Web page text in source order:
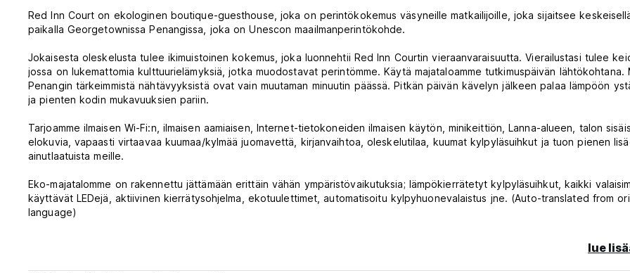
Red Inn Court on ekologinen boutique-guesthouse, joka on perintökokemus väsyneille matkailijoille, joka sijaitsee
paikalla Georgetownissa Penangissa, joka on Unescon maailmanperintökohde.
Jokaisesta oleskelusta tulee ikimuistoinen kokemus, joka luonnehtii Red Inn Courtin vieraanvaraisuutta. Vierailustasi tulee
jossa on lukemattomia kulttuurielämyksiä, jotka muodostavat perintömme. Käytä majataloamme tutkimuspäivän lähtökohtana.
Penangin tärkeimmistä nähtävyyksistä ovat vain muutaman minuutin päässä. Pitkän päivän kävelyn jälkeen palaa lämpöön
ja pienten kodin mukavuuksien pariin.
Tarjoamme ilmaisen Wi-Fi:n, ilmaisen aamiaisen, Internet-tietokoneiden ilmaisen käytön, minikeittiön, Lanna-alueen, talon
elokuvia, vapaasti virtaavaa kuumaa/kylmää juomavettä, kirjanvaihtoa, oleskelutilaa, kuumat kylpyläsuihkut ja tuon pienen
ainutlaatuista meille.
Eko-majatalomme on rakennettu jättämään erittäin vähän ympäristövaikutuksia; lämpökierrätetyt kylpyläsuihkut, kaikki
käyttävät LEDejä, aktiivinen kierrätysohjelma, ekotuulettimet, automatisoitu kylpyhuonevalaistus jne. (Auto-translated from
language)
lue